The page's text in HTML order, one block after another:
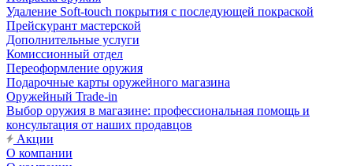
Удаление Soft-touch покрытия с последующей покраской
Прейскурант мастерской
Дополнительные услуги
Комиссионный отдел
Переоформление оружия
Подарочные карты оружейного магазина
Оружейный Trade-in
Выбор оружия в магазине: профессиональная помощь и
консультация от наших продавцов
Акции
О компании